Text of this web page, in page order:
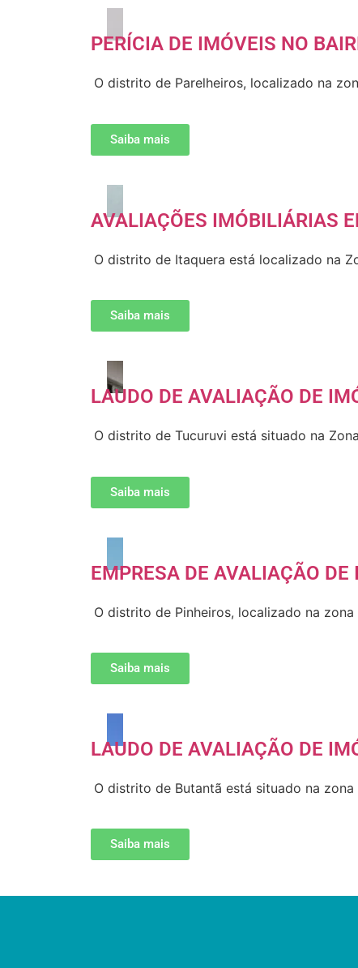
PERÍCIA DE IMÓVEIS NO
O distrito de Parelheiros, localizado na
Saiba mais
AVALIAÇÕES IMÓBILIÁRIAS
O distrito de Itaquera está localizado na
Saiba mais
LAUDO DE AVALIAÇÃO DE
O distrito de Tucuruvi está situado na
Saiba mais
EMPRESA DE AVALIAÇÃO
O distrito de Pinheiros, localizado na
Saiba mais
LAUDO DE AVALIAÇÃO DE
O distrito de Butantã está situado na
Saiba mais